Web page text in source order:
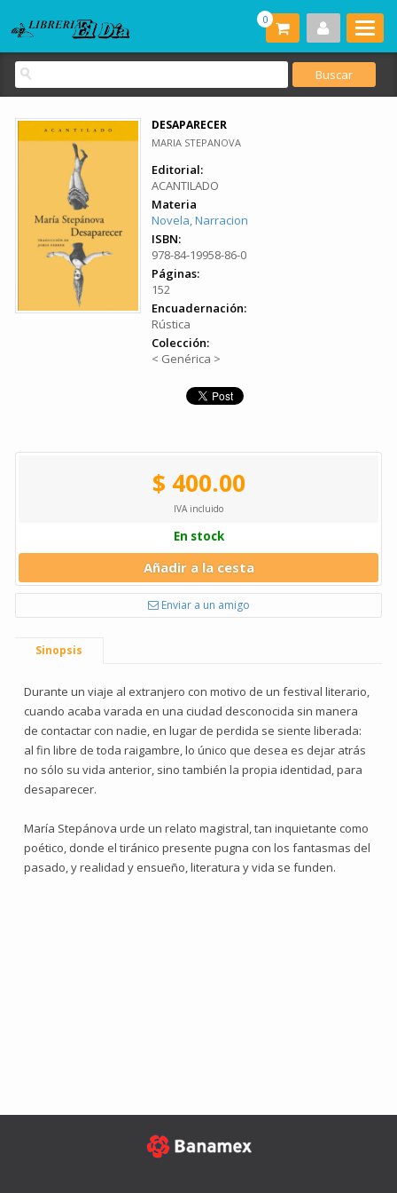
0
DESAPARECER
MARIA STEPANOVA
Editorial:
ACANTILADO
Materia
Novela, Narracion
ISBN:
978-84-19958-86-0
Páginas:
152
Encuadernación:
Rústica
Colección:
< Genérica >
$ 400.00
IVA incluido
En stock
Añadir a la cesta
Enviar a un amigo
Sinopsis
Durante un viaje al extranjero con motivo de un festival literario,
cuando acaba varada en una ciudad desconocida sin manera
de contactar con nadie, en lugar de perdida se siente liberada:
al fin libre de toda raigambre, lo único que desea es dejar atrás
no sólo su vida anterior, sino también la propia identidad, para
desaparecer.
María Stepánova urde un relato magistral, tan inquietante como
poético, donde el tiránico presente pugna con los fantasmas del
pasado, y realidad y ensueño, literatura y vida se funden.